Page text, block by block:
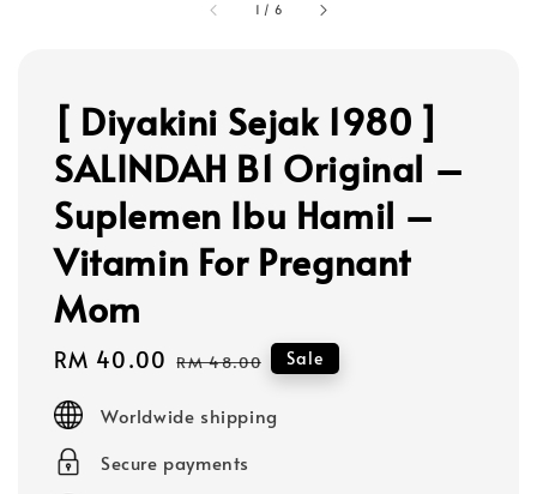
1 / 6
[ Diyakini Sejak 1980 ]
SALINDAH B1 Original –
Suplemen Ibu Hamil –
Vitamin For Pregnant
Mom
Sale
RM 40.00 Regular
RM 48.00 Sale
Worldwide shipping
Secure payments